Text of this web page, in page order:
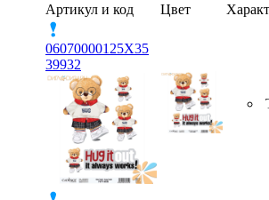
Артикул и код Цвет
06070000125X35
39932